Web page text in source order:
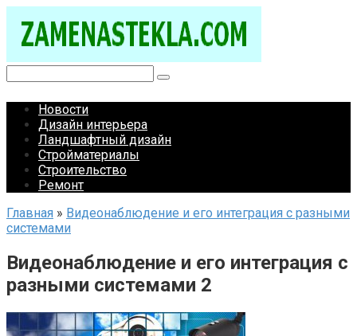
контенту
Новости
Дизайн интерьера
Ландшафтный дизайн
Стройматериалы
Строительство
Ремонт
Главная » Видеонаблюдение и его интеграция с разными
системами
Видеонаблюдение и его интеграция с
разными системами 2